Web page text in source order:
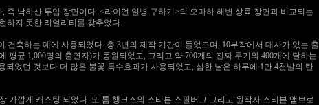
낙하산 투입 장면이다. <라이언 일병 구하기>의 오마하 해변 상륙 장면과 비교되는
하지 못한 리얼리티를 갖추었다.
축하는 데에 사용되었다. 총 3년의 제작 기간이 들었으며, 10부작에서 대사가 있는 출
균 1,000명의 출연자)가 동원되었고, 그리고 약 700개의 진짜 무기와 400개에 달하는
었던 것보다 더 많은 불꽃 특수효과가 사용되었고, 심한 날은 하루에 1만 4천발의 탄
깝게 캐스팅 되었다. 또 톰 행크스와 스티븐 스필버그 그리고 원작자 스티븐 앰브로